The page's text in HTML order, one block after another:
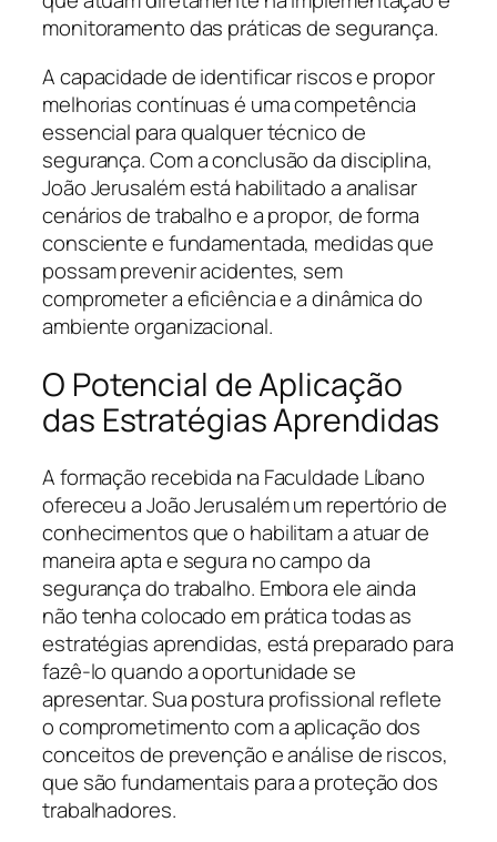
monitoramento das práticas de segurança.
A capacidade de identificar riscos e propor
melhorias contínuas é uma competência
essencial para qualquer técnico de
segurança. Com a conclusão da disciplina,
João Jerusalém está habilitado a analisar
cenários de trabalho e a propor, de forma
consciente e fundamentada, medidas que
possam prevenir acidentes, sem
comprometer a eficiência e a dinâmica do
ambiente organizacional.
O Potencial de Aplicação
das Estratégias Aprendidas
A formação recebida na Faculdade Líbano
ofereceu a João Jerusalém um repertório de
conhecimentos que o habilitam a atuar de
maneira apta e segura no campo da
segurança do trabalho. Embora ele ainda
não tenha colocado em prática todas as
estratégias aprendidas, está preparado para
fazê-lo quando a oportunidade se
apresentar. Sua postura profissional reflete
o comprometimento com a aplicação dos
conceitos de prevenção e análise de riscos,
que são fundamentais para a proteção dos
trabalhadores.